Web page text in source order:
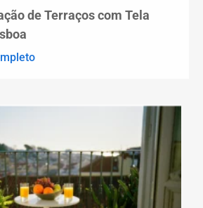
de Terraços com Tela